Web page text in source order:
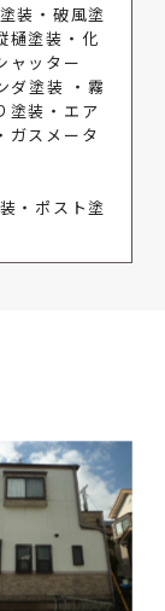
装・破風塗
樋塗装・化
ャッター
ダ塗装 ・霧
塗装・エア
ガスメータ
・ポスト塗